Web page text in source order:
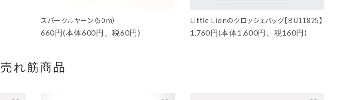
スパークルヤーン（50m）
660円(本体600円、税60円)
Little Lionのクロッシェバッグ【BU11825】
1,760円(本体1,600円、税160円)
売れ筋商品